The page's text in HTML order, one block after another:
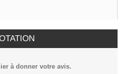
à donner votre avis.